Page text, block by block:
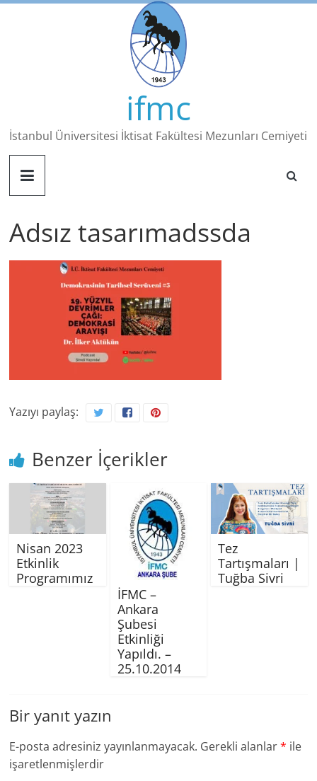
Skip
ifmc
İstanbul Üniversitesi İktisat Fakültesi Mezunları Cemiyeti
Adsız tasarımadssda
Yazıyı paylaş:
Benzer İçerikler
Nisan 2023
Etkinlik
Programımız
İFMC –
Ankara
Şubesi
Etkinliği
Yapıldı. –
25.10.2014
Tez
Tartışmaları |
Tuğba Sivri
Bir yanıt yazın
E-posta adresiniz yayınlanmayacak. Gerekli alanlar* ile
işaretlenmişlerdir